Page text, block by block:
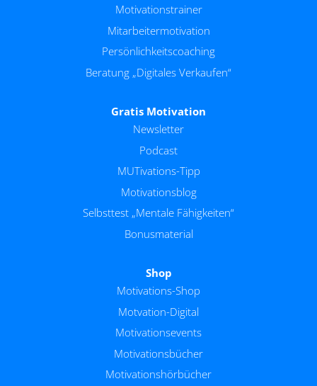
Motivationstrainer
Mitarbeitermotivation
Persönlichkeitscoaching
Beratung „Digitales Verkaufen“
Gratis Motivation
Newsletter
Podcast
MUTivations-Tipp
Motivationsblog
Selbsttest „Mentale Fähigkeiten“
Bonusmaterial
Shop
Motivations-Shop
Motvation-Digital
Motivationsevents
Motivationsbücher
Motivationshörbücher